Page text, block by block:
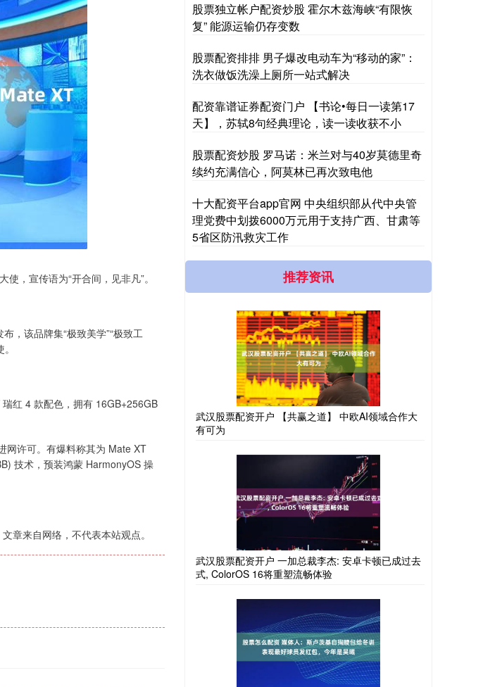
，宣传语为“开合间，见非凡”。
，该品牌集“极致美学”“极致工
红 4 款配色，拥有 16GB+256GB
网许可。有爆料称其为 Mate XT
技术，预装鸿蒙 HarmonyOS 操
章来自网络，不代表本站观点。
股票独立帐户配资炒股 霍尔木兹海峡“有限恢
复” 能源运输仍存变数
股票配资排排 男子爆改电动车为“移动的家”：
洗衣做饭洗澡上厕所一站式解决
配资靠谱证券配资门户 【书论•每日一读第17
天】，苏轼8句经典理论，读一读收获不小
股票配资炒股 罗马诺：米兰对与40岁莫德里奇
续约充满信心，阿莫林已再次致电他
十大配资平台app官网 中央组织部从代中央管
理党费中划拨6000万元用于支持广西、甘肃等
5省区防汛救灾工作
推荐资讯
武汉股票配资开户 【共赢之道】 中欧AI领域合作大
有可为
武汉股票配资开户 一加总裁李杰: 安卓卡顿已成过去
式, ColorOS 16将重塑流畅体验